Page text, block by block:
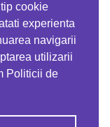
cookie
experienta
navigarii
utilizarii
Politicii de
codul